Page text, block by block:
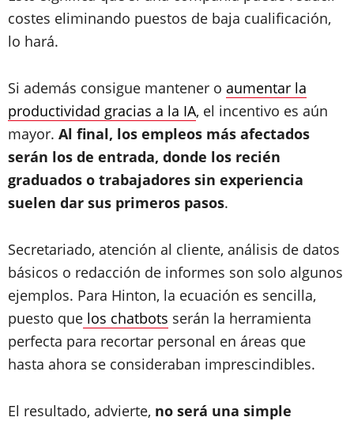
costes eliminando puestos de baja cualificación,
lo hará.
Si además consigue mantener o aumentar la
productividad gracias a la IA, el incentivo es aún
mayor. Al final, los empleos más afectados
serán los de entrada, donde los recién
graduados o trabajadores sin experiencia
suelen dar sus primeros pasos.
Secretariado, atención al cliente, análisis de datos
básicos o redacción de informes son solo algunos
ejemplos. Para Hinton, la ecuación es sencilla,
puesto que los chatbots serán la herramienta
perfecta para recortar personal en áreas que
hasta ahora se consideraban imprescindibles.
El resultado, advierte, no será una simple